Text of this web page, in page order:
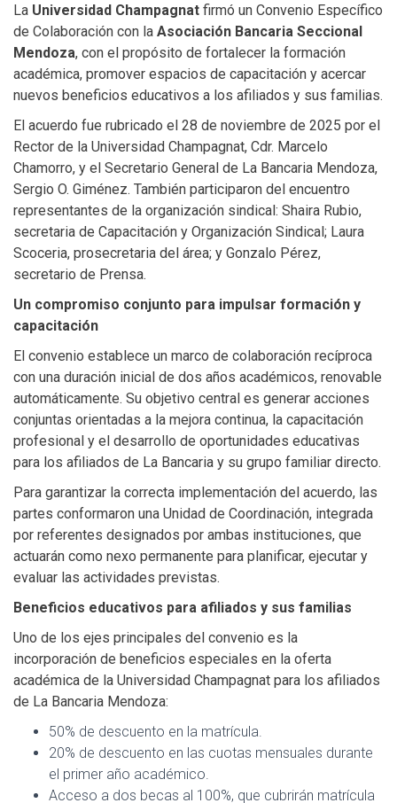
La Universidad Champagnat firmó un Convenio Específico
de Colaboración con la Asociación Bancaria Seccional
Mendoza, con el propósito de fortalecer la formación
académica, promover espacios de capacitación y acercar
nuevos beneficios educativos a los afiliados y sus familias.
El acuerdo fue rubricado el 28 de noviembre de 2025 por el
Rector de la Universidad Champagnat, Cdr. Marcelo
Chamorro, y el Secretario General de La Bancaria Mendoza,
Sergio O. Giménez. También participaron del encuentro
representantes de la organización sindical: Shaira Rubio,
secretaria de Capacitación y Organización Sindical; Laura
Scoceria, prosecretaria del área; y Gonzalo Pérez,
secretario de Prensa.
Un compromiso conjunto para impulsar formación y
capacitación
El convenio establece un marco de colaboración recíproca
con una duración inicial de dos años académicos, renovable
automáticamente. Su objetivo central es generar acciones
conjuntas orientadas a la mejora continua, la capacitación
profesional y el desarrollo de oportunidades educativas
para los afiliados de La Bancaria y su grupo familiar directo.
Para garantizar la correcta implementación del acuerdo, las
partes conformaron una Unidad de Coordinación, integrada
por referentes designados por ambas instituciones, que
actuarán como nexo permanente para planificar, ejecutar y
evaluar las actividades previstas.
Beneficios educativos para afiliados y sus familias
Uno de los ejes principales del convenio es la
incorporación de beneficios especiales en la oferta
académica de la Universidad Champagnat para los afiliados
de La Bancaria Mendoza:
50% de descuento en la matrícula.
20% de descuento en las cuotas mensuales durante
el primer año académico.
Acceso a dos becas al 100%, que cubrirán matrícula